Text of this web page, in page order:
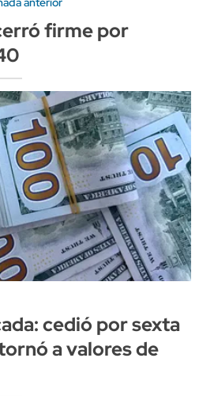
firme por
cedió por sexta
a valores de